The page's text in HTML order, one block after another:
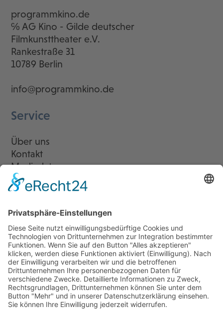
programmkino.de
℅ AG Kino - Gilde deutscher
Filmkunsttheater e.V.
Rankestraße 31
10789 Berlin
info@programmkino.de
Service
Über uns
Kontakt
Mediadaten
Newsletter
LogIn
Legal
Impressum
Datenschutzerklärung
Cookie-Einstellungen